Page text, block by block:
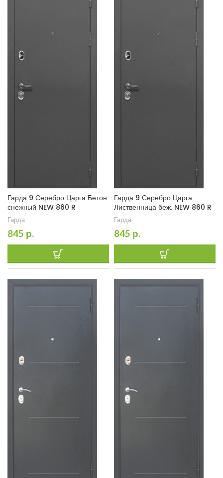
Гарда 9 Серебро Царга Бетон
снежный NEW 860 R
Гарда
845 р.
Гарда 9 Серебро Царга
Лиственница беж. NEW 860 R
Гарда
845 р.